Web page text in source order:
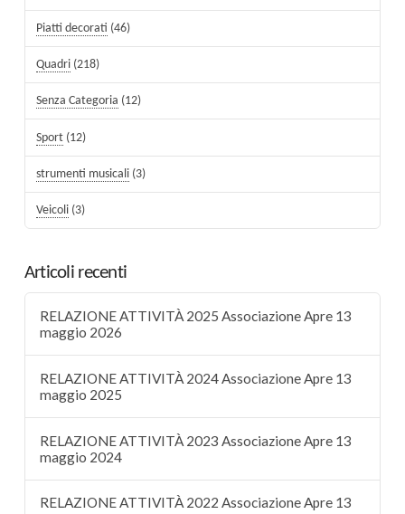
Piatti decorati (46)
Quadri (218)
Senza Categoria (12)
Sport (12)
strumenti musicali (3)
Veicoli (3)
Articoli recenti
RELAZIONE ATTIVITÀ 2025 Associazione Apre 13
maggio 2026
RELAZIONE ATTIVITÀ 2024 Associazione Apre 13
maggio 2025
RELAZIONE ATTIVITÀ 2023 Associazione Apre 13
maggio 2024
RELAZIONE ATTIVITÀ 2022 Associazione Apre 13